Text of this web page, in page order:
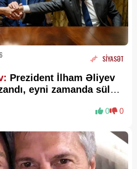
SİYASƏT
Prezident İlham Əliyev
eyni zamanda sülhü
0 0